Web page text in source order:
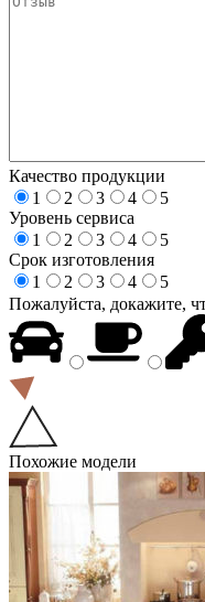
Качество продукции
1
2 3 4
5
Уровень сервиса
1
2 3 4
5
Срок изготовления
1
2 3 4
5
Пожалуйста, докажите,
Похожие модели